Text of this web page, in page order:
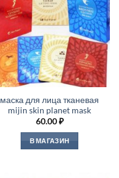
маска для лица тканевая
mijin skin planet mask
60.00₽
В МАГАЗИН